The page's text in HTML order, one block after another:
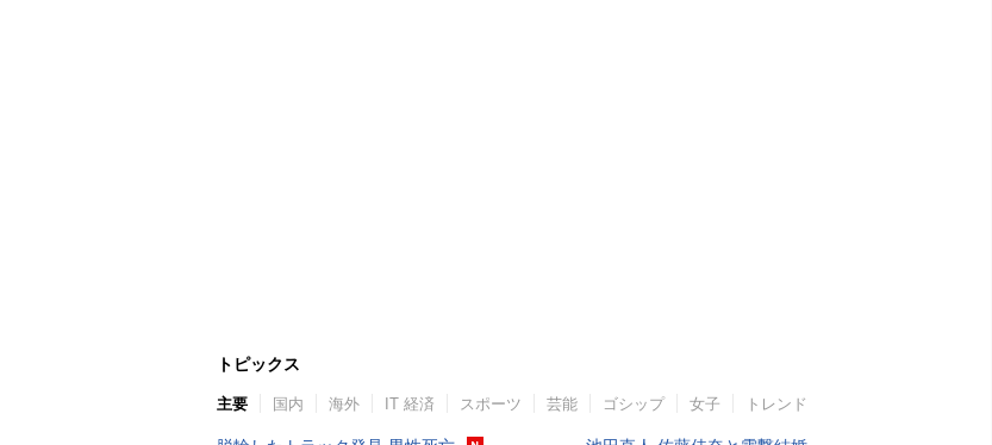
トピックス
主要 国内 海外 IT 経済 スポーツ 芸能 ゴシップ 女子 トレンド